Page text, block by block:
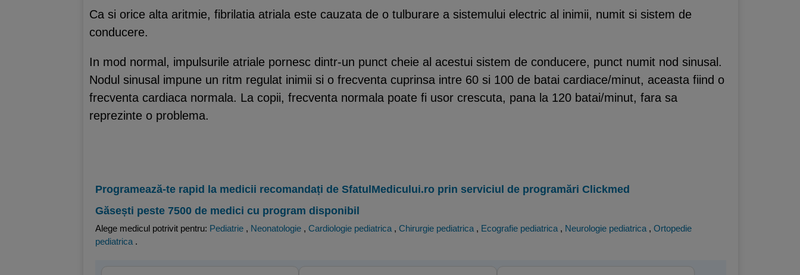
Ca si orice alta aritmie, fibrilatia atriala este cauzata de o tulburare a sistemului electric al inimii, numit si sistem de
conducere.
In mod normal, impulsurile atriale pornesc dintr-un punct cheie al acestui sistem de conducere, punct numit nod sinusal.
Nodul sinusal impune un ritm regulat inimii si o frecventa cuprinsa intre 60 si 100 de batai cardiace/minut, aceasta fiind o
frecventa cardiaca normala. La copii, frecventa normala poate fi usor crescuta, pana la 120 batai/minut, fara sa
reprezinte o problema.
Programează-te rapid la medicii recomandați de SfatulMedicului.ro prin serviciul de programări Clickmed
Găsești peste 7500 de medici cu program disponibil
Alege medicul potrivit pentru: Pediatrie , Neonatologie , Cardiologie pediatrica , Chirurgie pediatrica , Ecografie pediatrica , Neurologie pediatrica , Ortopedie
pediatrica .